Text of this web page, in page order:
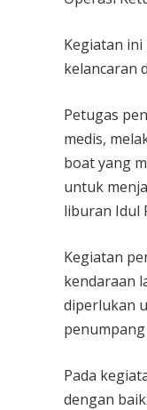
Kegiatan
kelancaran
Petugas
medis,
boat yang
untuk
liburan Idul
Kegiatan
kendaraan
diperlukan
Pada
dengan baik: